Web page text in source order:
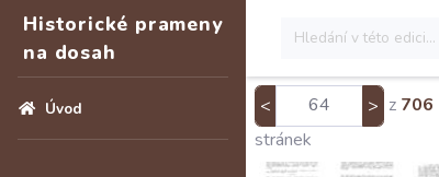
Historické prameny
na dosah
Úvod < > z 706
stránek
49 50